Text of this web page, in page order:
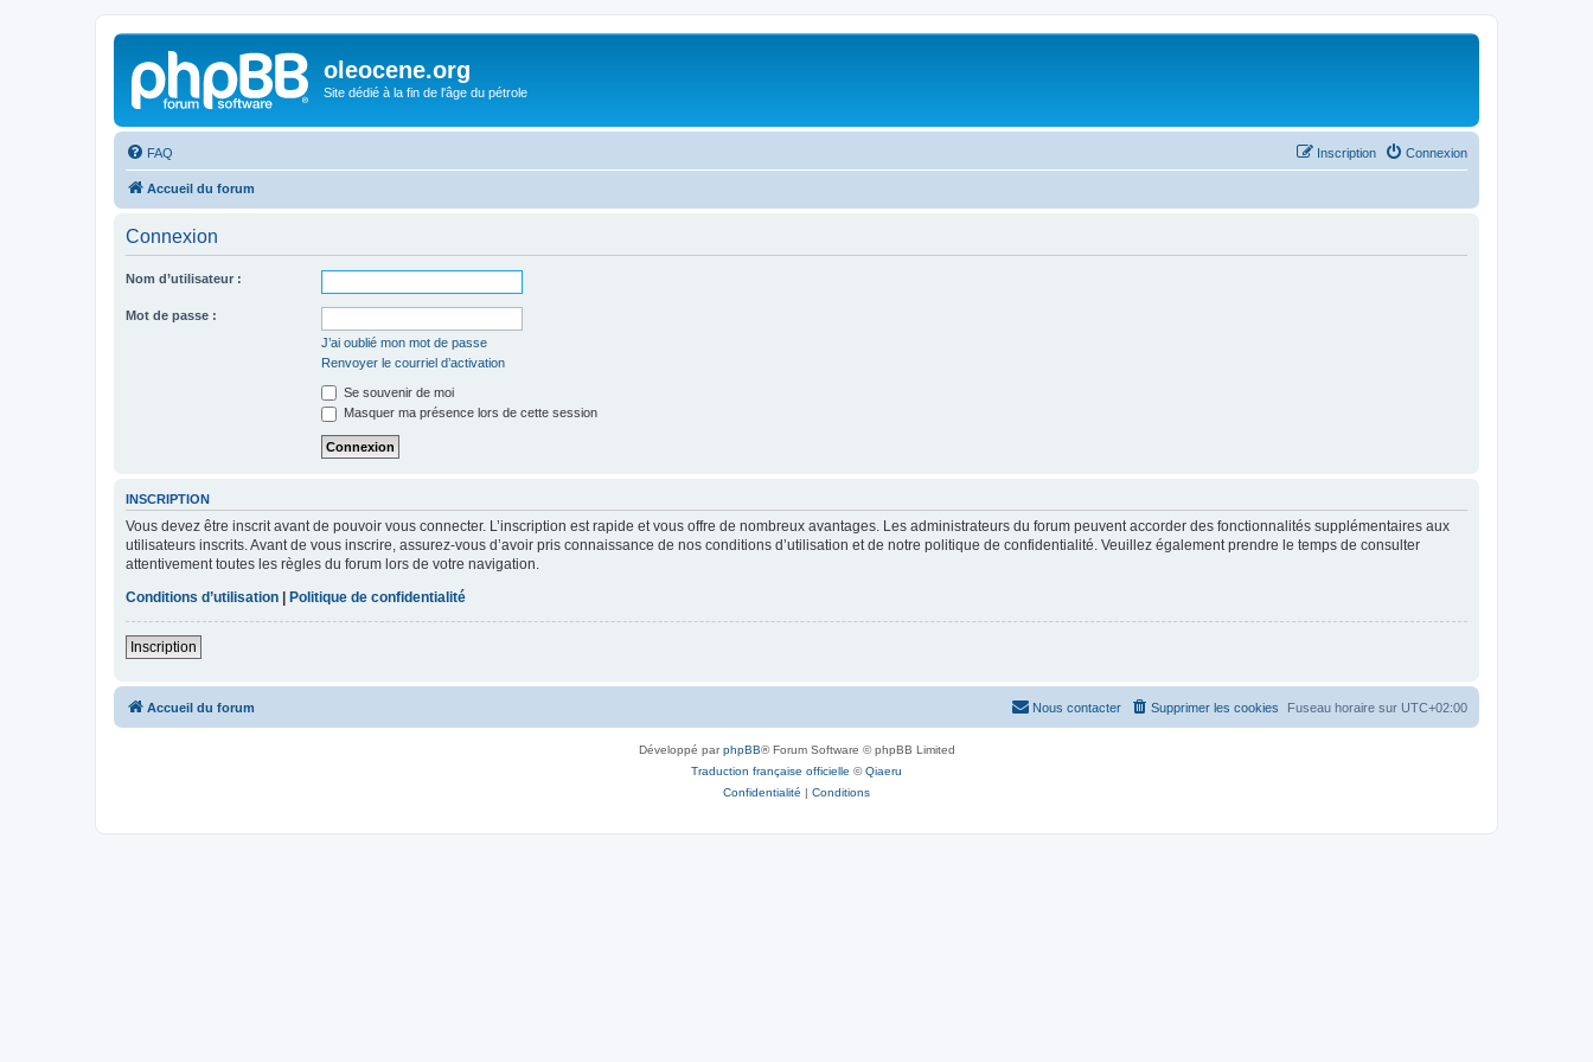
oleocene.org
Site dédié à la fin de l'âge du pétrole
FAQ Connexion
Inscription
Accueil du forum
Connexion
Nom d’utilisateur :
Mot de passe :
J’ai oublié mon mot de passe
Renvoyer le courriel d’activation
Se souvenir de moi
Masquer ma présence lors de cette session
INSCRIPTION
Vous devez être inscrit avant de pouvoir vous connecter. L’inscription est rapide et vous offre de nombreux avantages. Les administrateurs du forum peuvent accorder des fonctionnalités supplémentaires aux
utilisateurs inscrits. Avant de vous inscrire, assurez-vous d’avoir pris connaissance de nos conditions d’utilisation et de notre politique de confidentialité. Veuillez également prendre le temps de consulter
attentivement toutes les règles du forum lors de votre navigation.
Conditions d’utilisation
Politique de confidentialité
Inscription
Accueil du forum Fuseau horaire sur UTC+02:00
Supprimer les cookies
Nous contacter
Développé parphpBB® Forum Software © phpBB Limited
Traduction française officielle ©Qiaeru
Confidentialité | Conditions